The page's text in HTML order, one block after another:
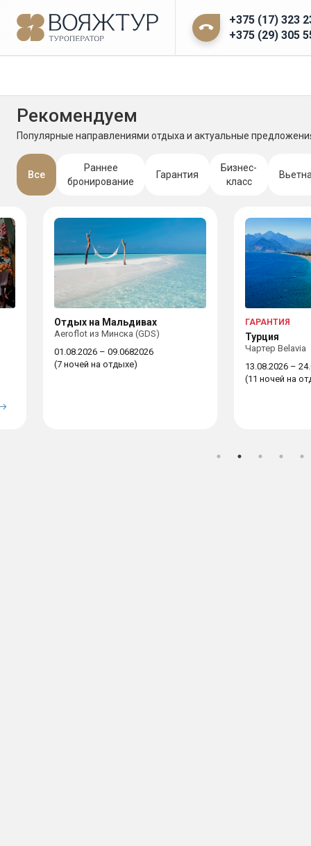
+375 (17) 323
+375 (29) 305
Рекомендуем
Популярные направлениями отдыха и актуальные
Все
Раннее
бронирование
Гарантия
Бизнес-
класс
Отдых на Мальдивах
Aeroflot из Минска (GDS)
01.08.2026 – 09.0682026
(7 ночей на отдыхе)
ГАРАНТИЯ
Турция
Чартер Belavia
13.08.2026 –
(11 ночей на